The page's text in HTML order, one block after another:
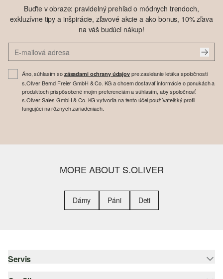
Buďte v obraze: pravidelný prehľad o módnych trendoch,
exkluzívne tipy a inšpirácie, zľavové akcie a ako bonus, 10% zľava
na váš budúci nákup!
Áno, súhlasím so zásadami ochrany údajovpre zasielanie letáka spoločnosti
s.Oliver Bernd Freier GmbH & Co. KG a chcem dostavať informácie o ponukách a
produktoch prispôsobené mojim preferenciám a súhlasím, aby spoločnosť
s.Oliver Sales GmbH & Co. KG vytvorila na tento účel používateľský profil
fungujúci na rôznych zariadeniach.
MORE ABOUT S.OLIVER
Dámy Páni Deti
Servis